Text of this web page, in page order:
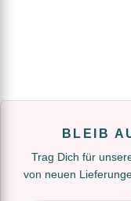
BLEIB
Trag Dich für
von neuen